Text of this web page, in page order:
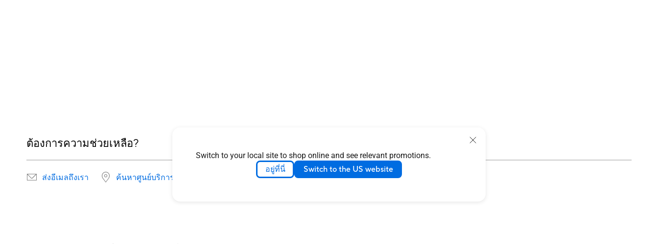
Switch to your local site to shop online and see relevant promotions.
อยู่ที่นี่ Switch to the US website
ต้องการความช่วยเหลือ?
ส่งอีเมลถึงเรา ค้นหาศูนย์บริการ